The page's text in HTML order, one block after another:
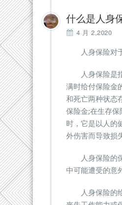
什么是人身
4 月 2,2020
人身保险对于
人身保险是指
满时给付保险金
和死亡两种状态
保险金;在生存
时，它是以人的
外伤害而导致损
人身保险的保
中可能遭受的意
人身保险的给